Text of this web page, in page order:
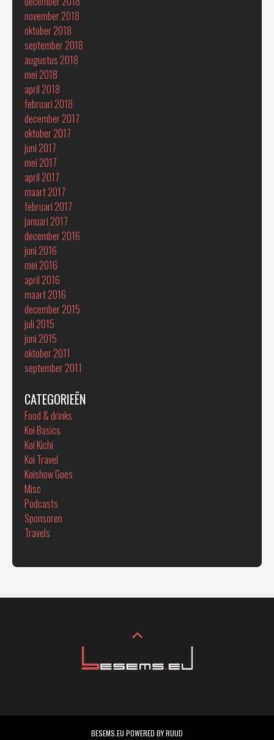
november 2018
oktober 2018
september 2018
augustus 2018
mei 2018
april 2018
februari 2018
december 2017
oktober 2017
juni 2017
mei 2017
april 2017
maart 2017
februari 2017
januari 2017
december 2016
juni 2016
mei 2016
april 2016
maart 2016
december 2015
juli 2015
juni 2015
oktober 2011
september 2011
CATEGORIEËN
Food & drinks
Koi Basics
Koi Kichi
Koi Travel
Koishow Goes
Misc
Podcasts
Sponsoren
Travels
BESEMS.EU POWERED BY RUUD